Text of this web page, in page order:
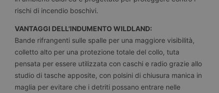
rischi di incendio boschivi.
VANTAGGI DELL'INDUMENTO WILDLAND:
Bande rifrangenti sulle spalle per una maggiore visibilità,
colletto alto per una protezione totale del collo, tuta
pensata per essere utilizzata con caschi e radio grazie allo
studio di tasche apposite, con polsini di chiusura manica in
maglia per evitare che i detriti possano entrare nelle